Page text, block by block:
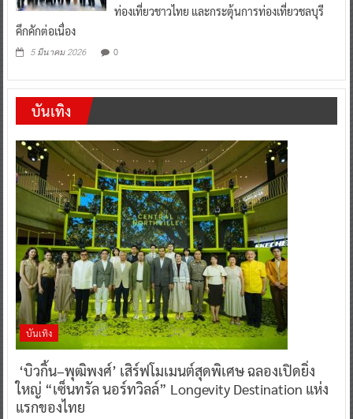
ท่องเที่ยวชาวไทย และกระตุ้นการท่องเที่ยวชลบุรี
คึกคักต่อเนื่อง
5 มีนาคม 2026 0
บันเทิง
บันเทิง
‘บิวกิ้น–พุฒิพงศ์’ เสิร์ฟโมเมนต์สุดพิเศษ ฉลองเปิดยิ่ง
ใหญ่ “เซ็นทรัล นอร์ทวิลล์” Longevity Destination แห่ง
แรกของไทย